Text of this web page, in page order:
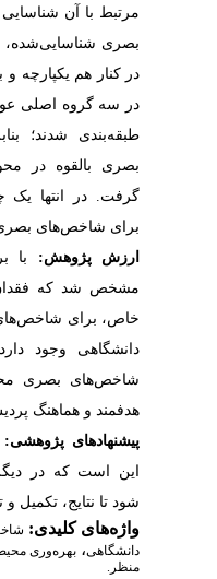
مرتبط با آن
بصری شناسایی‌شده،
در کنار هم یکپارچه و
در سه گروه اصلی
طبقه­‌بندی شدند؛
بصری بالقوه در
گرفت. در انتها
برای شاخص­‌های
ارزش پژوهش: با
مشخص شد که
خاص، برای
دانشگاهی وجود
شاخص­‌های بصری
هدفمند و هماهنگ
پیشنهادهای پژوهشی:
این است که در
شود تا نتایج، تکمیل و
واژه‌های کلیدی:
دانشگاهی، بهره‌وری
منظر.